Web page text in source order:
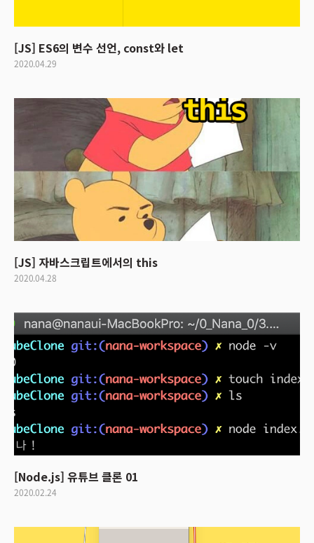
[JS] ES6의 변수 선언, const와 let
2020.04.29
[JS] 자바스크립트에서의 this
2020.04.28
[Node.js] 유튜브 클론 01
2020.02.24